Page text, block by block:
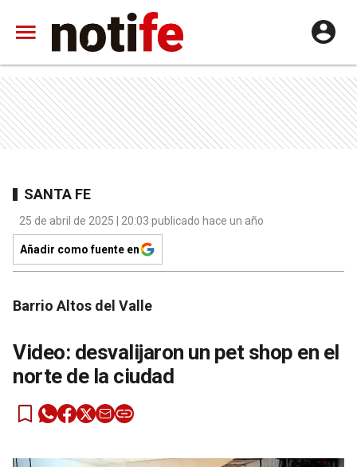
SANTA FE
25 de abril de 2025 | 20:03 publicado hace un año
Añadir como fuente en
Barrio Altos del Valle
Video: desvalijaron un pet shop en el
norte de la ciudad